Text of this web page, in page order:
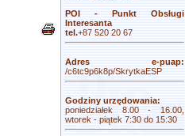
POI - Punkt Obsługi
Interesanta
tel.+87 520 20 67
Adres e-puap:
/c6tc9p6k8p/SkrytkaESP
Godziny urzędowania:
poniedziałek 8.00 - 16.00,
wtorek - piątek 7:30 do 15:30